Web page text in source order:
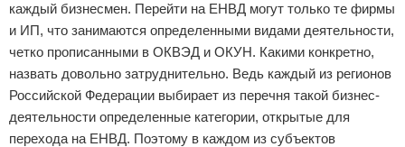
каждый бизнесмен. Перейти на ЕНВД могут только те фирмы
и ИП, что занимаются определенными видами деятельности,
четко прописанными в ОКВЭД и ОКУН. Какими конкретно,
назвать довольно затруднительно. Ведь каждый из регионов
Российской Федерации выбирает из перечня такой бизнес-
деятельности определенные категории, открытые для
перехода на ЕНВД. Поэтому в каждом из субъектов